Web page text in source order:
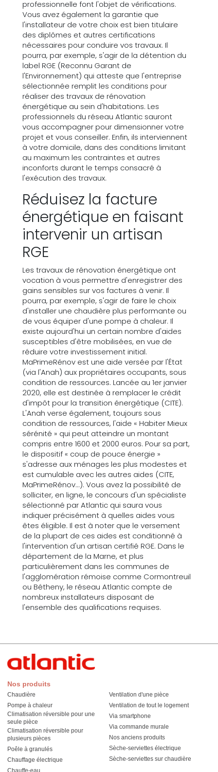
professionnelle font l'objet de vérifications.
Vous avez également la garantie que
l'installateur de votre choix est bien titulaire
des diplômes et autres certifications
nécessaires pour conduire vos travaux. Il
pourra, par exemple, s'agir de la détention du
label RGE (Reconnu Garant de
l'Environnement) qui atteste que l'entreprise
sélectionnée remplit les conditions pour
réaliser des travaux de rénovation
énergétique au sein d'habitations. Les
professionnels du réseau Atlantic sauront
vous accompagner pour dimensionner votre
projet et vous conseiller. Enfin, ils interviennent
à votre domicile, dans des conditions limitant
au maximum les contraintes et autres
inconforts durant le temps consacré à
l'exécution des travaux.
Réduisez la facture
énergétique en faisant
intervenir un artisan
RGE
Les travaux de rénovation énergétique ont
vocation à vous permettre d'enregistrer des
gains sensibles sur vos factures à venir. Il
pourra, par exemple, s'agir de faire le choix
d'installer une chaudière plus performante ou
de vous équiper d'une pompe à chaleur. Il
existe aujourd'hui un certain nombre d'aides
susceptibles d'être mobilisées, en vue de
réduire votre investissement initial.
MaPrimeRénov est une aide versée par l'État
(via l'Anah) aux propriétaires occupants, sous
condition de ressources. Lancée au 1er janvier
2020, elle est destinée à remplacer le crédit
d'impôt pour la transition énergétique (CITE).
L'Anah verse également, toujours sous
condition de ressources, l'aide « Habiter Mieux
sérénité » qui peut atteindre un montant
compris entre 1600 et 2000 euros. Pour sa part,
le dispositif « coup de pouce énergie »
s'adresse aux ménages les plus modestes et
est cumulable avec les autres aides (CITE,
MaPrimeRénov...). Vous avez la possibilité de
solliciter, en ligne, le concours d'un spécialiste
sélectionné par Atlantic qui saura vous
indiquer précisément à quelles aides vous
êtes éligible. Il est à noter que le versement
de la plupart de ces aides est conditionné à
l'intervention d'un artisan certifié RGE. Dans le
département de la Marne, et plus
particulièrement dans les communes de
l'agglomération rémoise comme Cormontreuil
ou Bétheny, le réseau Atlantic compte de
nombreux installateurs disposant de
l'ensemble des qualifications requises.
Nos produits
Chaudière
Pompe à chaleur
Climatisation réversible pour une
seule pièce
Climatisation réversible pour
plusieurs pièces
Poêle à granulés
Chauffage électrique
Ventilation d'une pièce
Ventilation de tout le logement
Via smartphone
Via commande murale
Nos anciens produits
Sèche-serviettes électrique
Sèche-serviettes sur chaudière